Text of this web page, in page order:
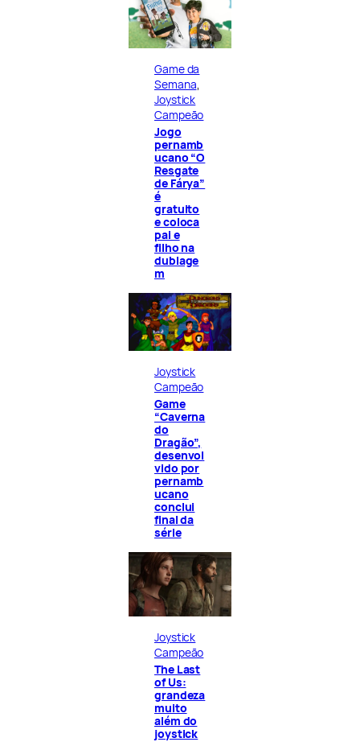
Game da
Semana
Joystick
Campeão
Jogo
pernamb
ucano “O
Resgate
de Fárya”
é
gratuito
e coloca
pai e
filho na
dublage
m
Joystick
Campeão
Game
“Caverna
do
Dragão”,
desenvol
vido por
pernamb
ucano
conclui
final da
série
Joystick
Campeão
The Last
of Us:
grandeza
muito
além do
joystick